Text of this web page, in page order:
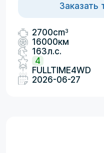
Заказать
2700cm3
16000км
163л.с.
4
FULLTIME4WD
2026-06-27